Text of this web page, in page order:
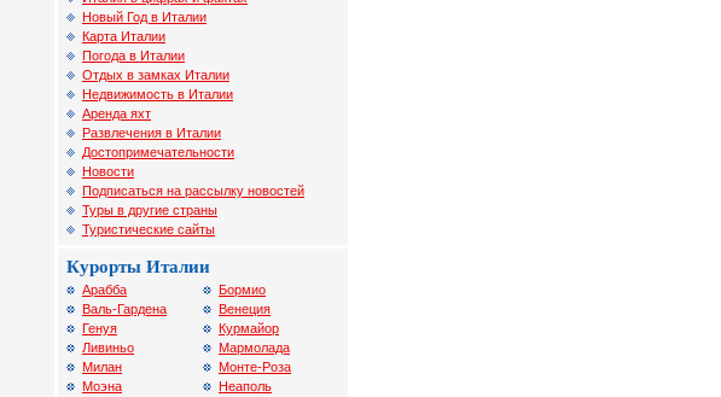
Новый Год в Италии
Карта Италии
Погода в Италии
Отдых в замках Италии
Недвижимость в Италии
Аренда яхт
Развлечения в Италии
Достопримечательности
Новости
Подписаться на рассылку новостей
Туры в другие страны
Туристические сайты
Курорты Италии
Арабба
Валь-Гардена
Генуя
Ливиньо
Милан
Моэна
Бормио
Венеция
Курмайор
Мармолада
Монте-Роза
Неаполь